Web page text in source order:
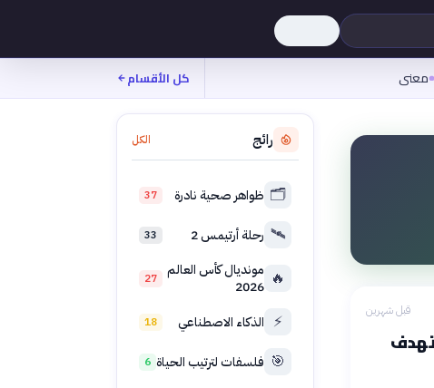
معنى كل الأقسام
قبل شهرين
رائج الكل
🗂️ ظواهر صحية نادرة 37
🛰️ رحلة أرتيمس 2 33
🔥 مونديال كأس العالم
2026
27
⚡ الذكاء الاصطناعي 18
🎯 فلسفات لترتيب الحياة 6